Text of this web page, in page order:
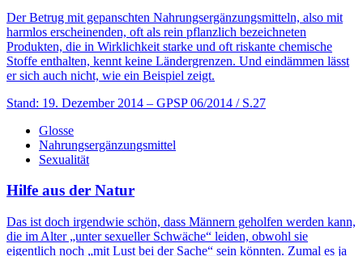
Der Betrug mit gepanschten Nahrungsergänzungsmitteln, also mit
harmlos erscheinenden, oft als rein pflanzlich bezeichneten
Produkten, die in Wirklichkeit starke und oft riskante chemische
Stoffe enthalten, kennt keine Ländergrenzen. Und eindämmen lässt
er sich auch nicht, wie ein Beispiel zeigt.
Stand: 19. Dezember 2014 – GPSP 06/2014 / S.27
Glosse
Nahrungsergänzungsmittel
Sexualität
Hilfe aus der Natur
Das ist doch irgendwie schön, dass Männern geholfen werden kann,
die im Alter „unter sexueller Schwäche“ leiden, obwohl sie
eigentlich noch „mit Lust bei der Sache“ sein könnten. Zumal es ja